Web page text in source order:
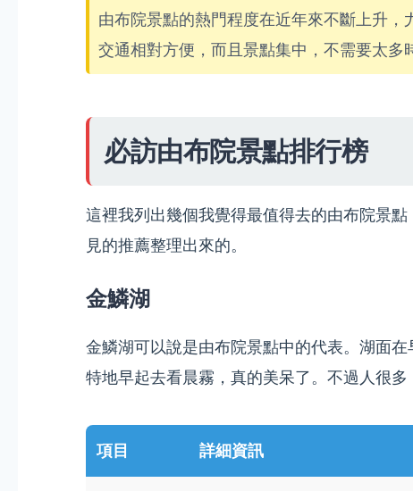
由布院景點的熱門程度在近年來不斷上升
交通相對方便，而且景點集中，不需要太多
必訪由布院景點排行榜
這裡我列出幾個我覺得最值得去的由布院景
見的推薦整理出來的。
金鱗湖
金鱗湖可以說是由布院景點中的代表。湖面
特地早起去看晨霧，真的美呆了。不過人很
項目 詳細資訊